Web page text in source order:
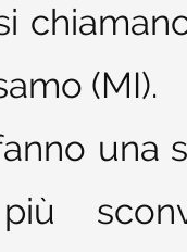
(MI).
una
più